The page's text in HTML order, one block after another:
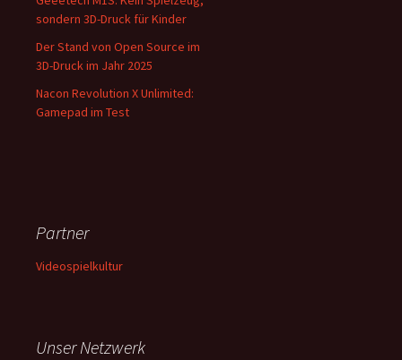
sondern 3D-Druck für Kinder
Der Stand von Open Source im
3D-Druck im Jahr 2025
Nacon Revolution X Unlimited:
Gamepad im Test
Partner
Videospielkultur
Unser Netzwerk